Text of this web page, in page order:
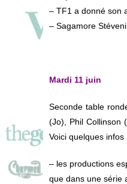
– TF1 a donné son
– Sagamore
Mardi 11 juin
Seconde table
(Jo), Phil Collinson
Voici quelques infos
– les productions
que dans une série